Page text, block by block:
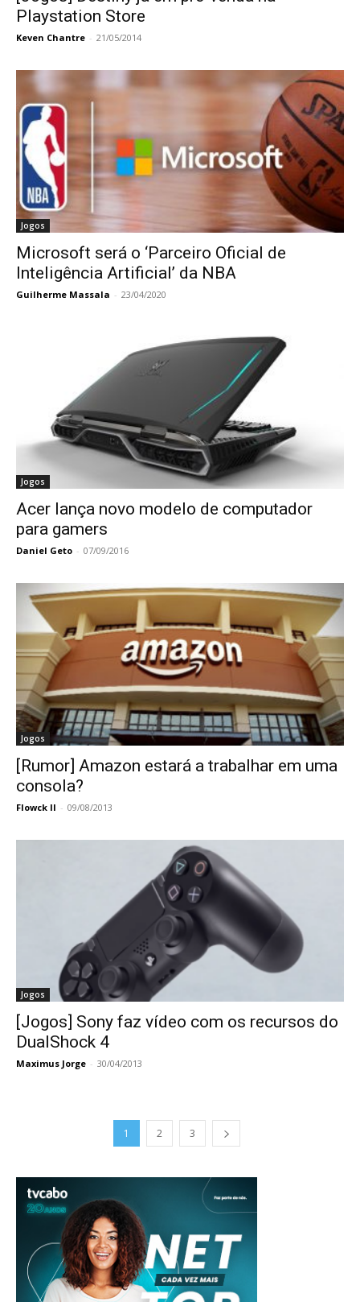
Playstation Store
Keven Chantre - 21/05/2014
Jogos
Microsoft será o ‘Parceiro Oficial de
Inteligência Artificial’ da NBA
Guilherme Massala - 23/04/2020
Jogos
Acer lança novo modelo de computador
para gamers
Daniel Geto - 07/09/2016
Jogos
[Rumor] Amazon estará a trabalhar em uma
consola?
Flowck II - 09/08/2013
Jogos
[Jogos] Sony faz vídeo com os recursos do
DualShock 4
Maximus Jorge - 30/04/2013
1 2 3